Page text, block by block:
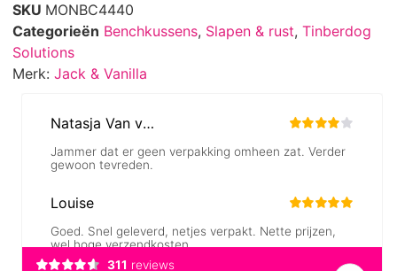
SKU MONBC4440
Categorieën Benchkussens, Slapen & rust, Tinberdog
Solutions
Merk: Jack & Vanilla